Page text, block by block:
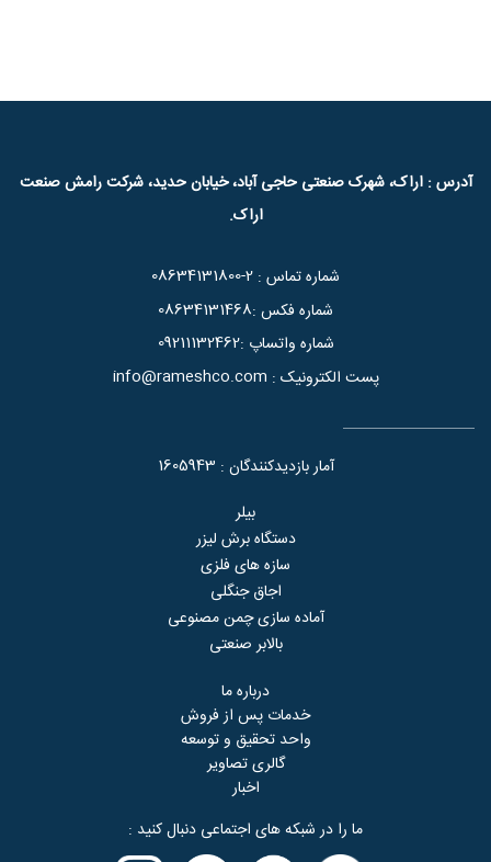
آدرس : اراک، شهرک صنعتی حاجی آباد، خیابان حدید، شرکت رامش صنعت
اراک.
شماره تماس : 08634131800-2
شماره فکس :08634131468
شماره واتساپ :09211132462
پست الکترونیک : info@rameshco.com
آمار بازدیدکنندگان : 1605943
بیلر
دستگاه برش لیزر
سازه های فلزی
اجاق جنگلی
آماده سازی چمن مصنوعی
بالابر صنعتی
درباره ما
خدمات پس از فروش
واحد تحقیق و توسعه
گالری تصاویر
اخبار
ما را در شبکه های اجتماعی دنبال کنید :